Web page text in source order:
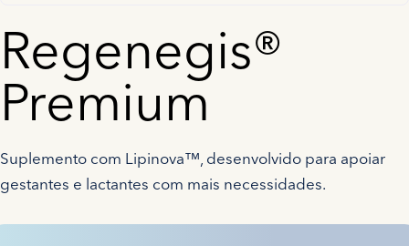
Regenegis®
Premium
Suplemento com Lipinova™, desenvolvido para apoiar
gestantes e lactantes com mais necessidades.